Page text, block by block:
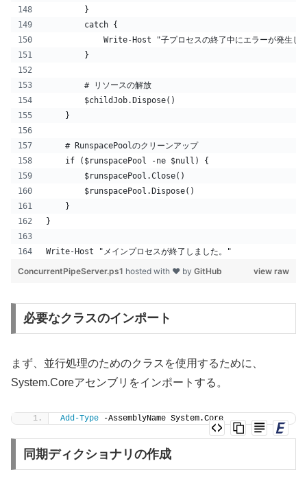
        }
        catch {
Write-Host "子プロセスの終了中にエラーが発生し
        }
        # リソースの解放
        $childJob.Dispose()
    }
    # RunspacePoolのクリーンアップ
    if ($runspacePool -ne $null) {
        $runspacePool.Close()
        $runspacePool.Dispose()
    }
}
Write-Host "メインプロセスが終了しました。"
view raw
ConcurrentPipeServer.ps1 hosted with ❤ by GitHub
必要なクラスのインポート
まず、並行処理のためのクラスを使用するために、
System.Coreアセンブリをインポートする。
Add-Type -AssemblyName System.Core
同期ディクショナリの作成